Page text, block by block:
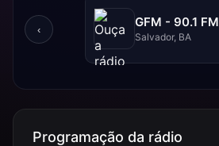
‹
GFM - 90.1 FM
Salvador, BA
Programação da rádio